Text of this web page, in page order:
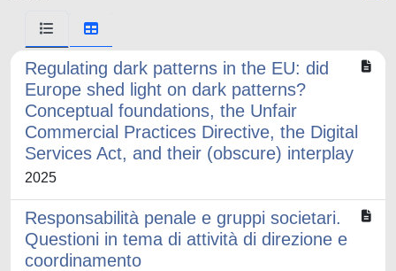
Regulating dark patterns in the EU: did
Europe shed light on dark patterns?
Conceptual foundations, the Unfair
Commercial Practices Directive, the Digital
Services Act, and their (obscure) interplay
2025
Responsabilità penale e gruppi societari.
Questioni in tema di attività di direzione e
coordinamento